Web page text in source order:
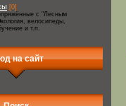
[0]
с "Лесным
велосипеды,
и т.п.
на сайт